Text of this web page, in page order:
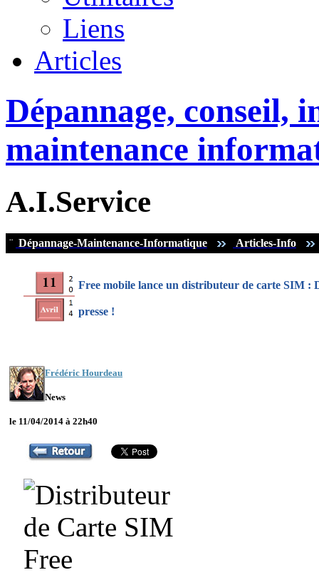
Liens
Articles
Dépannage, conseil,
maintenance
A.I.Service
¨ Dépannage-Maintenance-Informatique Articles-Info
Free mobile lance un distributeur de carte SIM :
presse !
Frédéric Hourdeau
News
le 11/04/2014 à 22h40